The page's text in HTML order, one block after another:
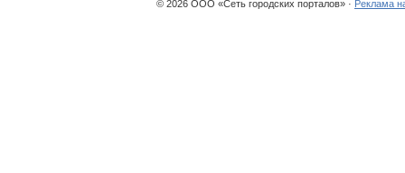
© 2026 ООО «Сеть городских порталов» · Реклама